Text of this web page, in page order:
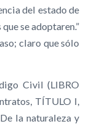
del estado de
se adoptaren.”
claro que sólo
Civil (LIBRO
TÍTULO I,
la naturaleza y